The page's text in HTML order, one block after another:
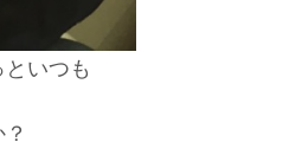
いつも